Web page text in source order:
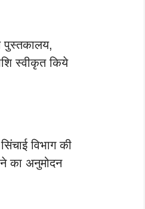
पुस्तकालय,
स्वीकृत किये
विभाग की
का अनुमोदन